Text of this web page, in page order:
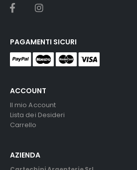
ACCOUNT
Il mio Account
Lista dei Desideri
Carrello
AZIENDA
PAGAMENTI SICURI